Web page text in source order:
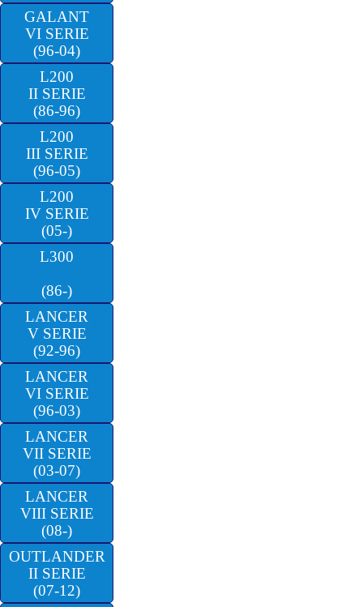
GALANT
VI SERIE
(96-04)
L200
II SERIE
(86-96)
L200
III SERIE
(96-05)
L200
IV SERIE
(05-)
L300
(86-)
LANCER
V SERIE
(92-96)
LANCER
VI SERIE
(96-03)
LANCER
VII SERIE
(03-07)
LANCER
VIII SERIE
(08-)
OUTLANDER
II SERIE
(07-12)